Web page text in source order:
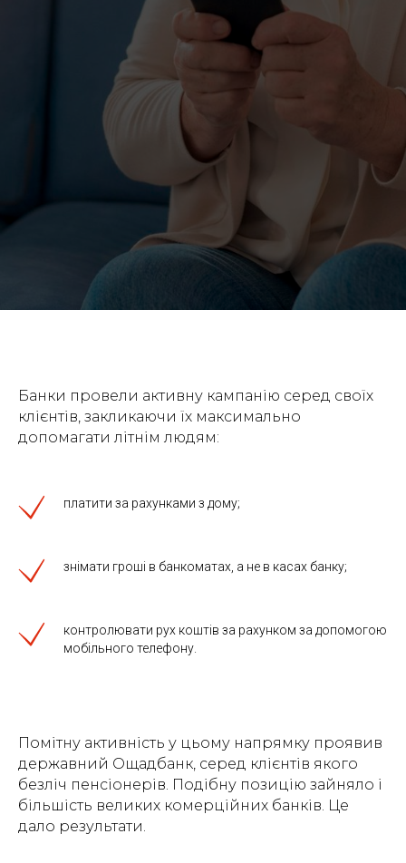
Банки провели активну кампанію серед своїх
клієнтів, закликаючи їх максимально
допомагати літнім людям:
платити за рахунками з дому;
знімати гроші в банкоматах, а не в касах банку;
контролювати рух коштів за рахунком за допомогою
мобільного телефону.
Помітну активність у цьому напрямку проявив
державний Ощадбанк, серед клієнтів якого
безліч пенсіонерів. Подібну позицію зайняло і
більшість великих комерційних банків. Це
дало результати.